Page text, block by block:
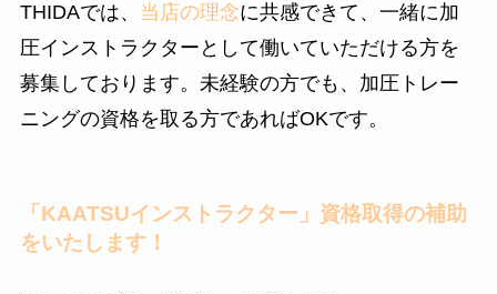
THIDAでは、 当店の理念に共感できて、一緒に加
圧インストラクターとして働いていただける方を
募集しております。 未経験の方でも、加圧トレー
ニングの資格を取る方であればOKです。
「KAATSUインストラクター」資格取得の補助
をいたします！